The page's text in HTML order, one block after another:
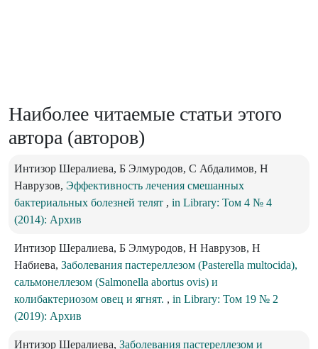
Наиболее читаемые статьи этого
автора (авторов)
Интизор Шералиева, Б Элмуродов, С Абдалимов, Н
Наврузов, Эффективность лечения смешанных
бактериальных болезней телят , in Library: Том 4 № 4
(2014): Архив
Интизор Шералиева, Б Элмуродов, Н Наврузов, Н
Набиева, Заболевания пастереллезом (Pasterella multocida),
сальмонеллезом (Salmonella abortus ovis) и
колибактериозом овец и ягнят. , in Library: Том 19 № 2
(2019): Архив
Интизор Шералиева, Заболевания пастереллезом и